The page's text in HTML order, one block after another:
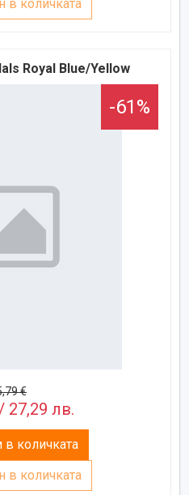
в количката
Royal Blue/Yellow
-61%
€
27,29 лв.
количката
в количката